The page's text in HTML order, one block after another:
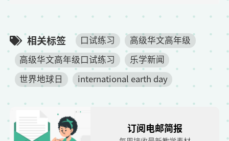
相关标签 口试练习
高级华文高年级
高级华文高年级口试练习
乐学新闻
世界地球日
international earth day
订阅电邮简报